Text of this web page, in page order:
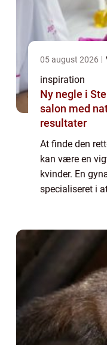
05 august 2026
inspiration
Ny negle i
salon med
resultater
At finde den
kan være en
kvinder. En
specialiseret i